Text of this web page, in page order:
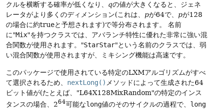
クルを横断する確率が低くなり、 qの値が大きくなると、ジェネ
レータがより多くのディメンション(これは、 pが64で、 pが128
の場合に約trueと予想されます)で等分布されます。
名前
に"Mix"を持つクラスでは、アバランチ特性に優れた非常に強い混
合関数が使用されます。"StarStar"という名前のクラスでは、弱
い混合関数が使用されますが、ミキシング機能は高速です。
このパッケージで使用されている特定のLXMアルゴリズムがすべ
て選択されるため、 nextLong() メソッドによって生成された64
ビット値が(たとえば、"L64X128MixRandom"の特定のインス
タンスの場合、264可能なlong値のそのサイクルの過程で、 long